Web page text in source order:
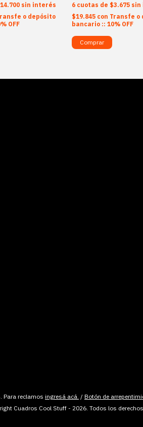
sin interés
o depósito
OFF
6 $3.675 sin
$19.845 con Transfe o
bancario :: 10% OFF
Comprar
Para reclamos ingresá acá. / Botón de
Cuadros Cool Stuff - 2026. Todos los